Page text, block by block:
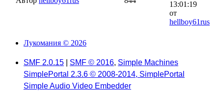
13:01:19
от
hellboy61rus
Лукомания © 2026
SMF 2.0.15 SMF © 2016, Simple Machines
SimplePortal 2.3.6 © 2008-2014, SimplePortal
Simple Audio Video Embedder